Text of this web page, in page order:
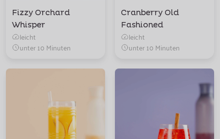
Fizzy Orchard
Whisper
leicht
unter 10 Minuten
Cranberry Old
Fashioned
leicht
unter 10 Minuten